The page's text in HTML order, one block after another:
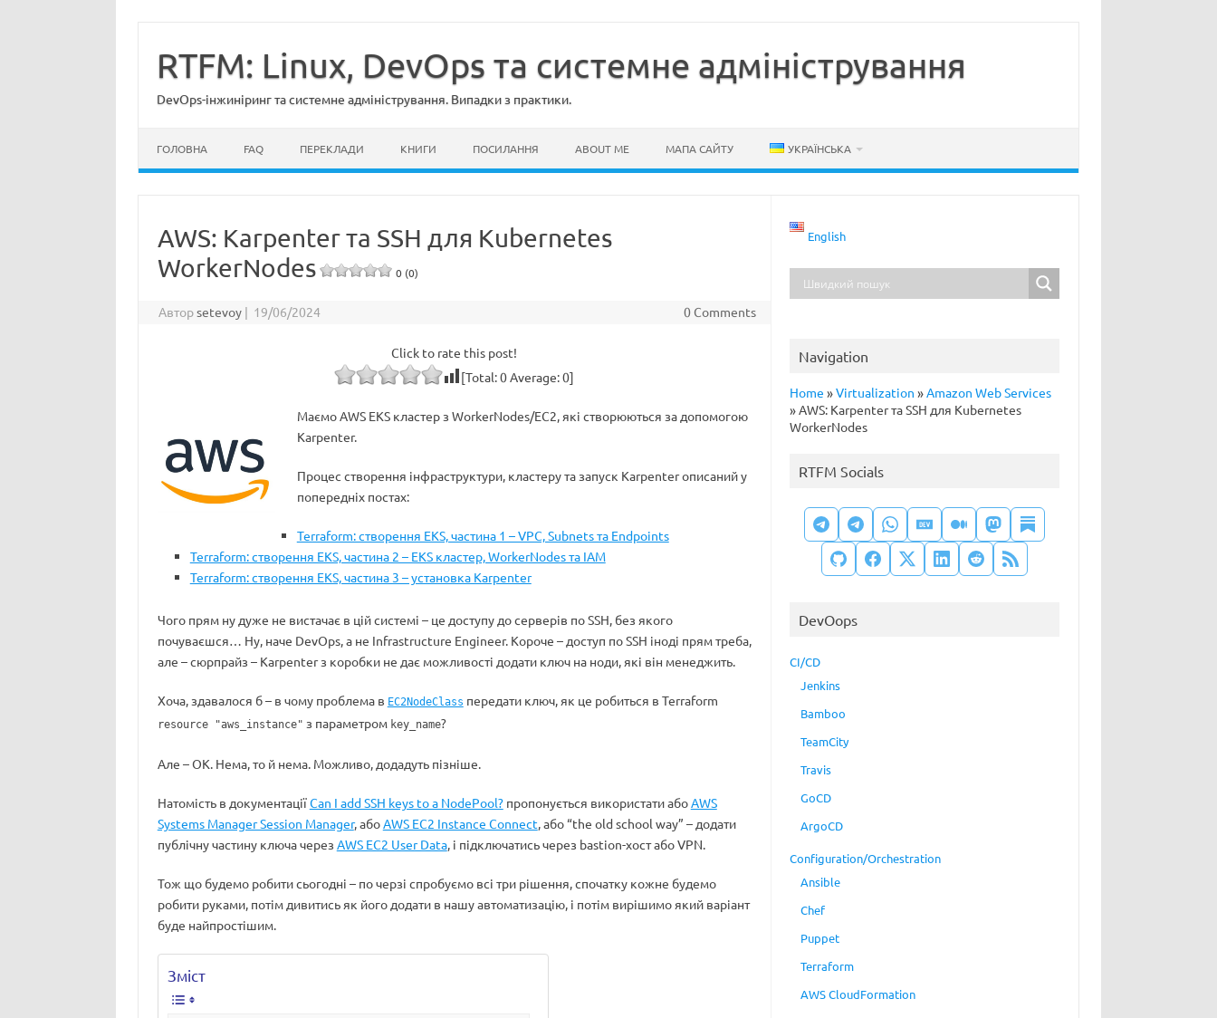
вмістуRTFM: Linux, DevOps та системне адміністрування
DevOps-інжиніринг та системне адміністрування. Випадки з практики.
ГОЛОВНА FAQ ПЕРЕКЛАДИ КНИГИ ПОСИЛАННЯ ABOUT ME МАПА САЙТУ УКРАЇНСЬКА
AWS: Karpenter та SSH для Kubernetes
WorkerNodes
0 (0)
Авторsetevoy | 19/06/2024 0 Comments
Click to rate this post!
[Total:0Average:0]
Маємо AWS EKS кластер з WorkerNodes/EC2, які створюються за допомогою
Karpenter.
Процес створення інфраструктури, кластеру та запуск Karpenter описаний у
попередніх постах:
Terraform: створення EKS, частина 1 – VPC, Subnets та Endpoints
Terraform: створення EKS, частина 2 – EKS кластер, WorkerNodes та IAM
Terraform: створення EKS, частина 3 – установка Karpenter
Чого прям ну дуже не вистачає в цій системі – це доступу до серверів по SSH, без якого
почуваєшся… Ну, наче DevOps, а не Infrastructure Engineer. Короче – доступ по SSH іноді прям треба,
але – сюрпрайз – Karpenter з коробки не дає можливості додати ключ на ноди, які він менеджить.
Хоча, здавалося б – в чому проблема в EC2NodeClass передати ключ, як це робиться в Terraform
resource "aws_instance" з параметром key_name?
Але – ОК. Нема, то й нема. Можливо, додадуть пізніше.
Натомість в документаціїCan I add SSH keys to a NodePool?пропонується використати абоAWS
Systems Manager Session Manager, абоAWS EC2 Instance Connect, або “the old school way” – додати
публічну частину ключа через AWS EC2 User Data, і підключатись через bastion-хост або VPN.
Тож що будемо робити сьогодні – по черзі спробуємо всі три рішення, спочатку кожне будемо
робити руками, потім дивитись як його додати в нашу автоматизацію, і потім вирішимо який варіант
буде найпростішим.
Зміст
English
Navigation
Home »Virtualization »Amazon Web Services
»AWS: Karpenter та SSH для Kubernetes
WorkerNodes
RTFM Socials
DevOops
CI/CD
Jenkins
Bamboo
TeamCity
Travis
GoCD
ArgoCD
Configuration/Orchestration
Ansible
Chef
Puppet
Terraform
AWS CloudFormation